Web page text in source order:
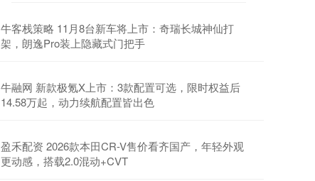
牛客栈策略 11月8台新车将上市：奇瑞长城神仙打
架，朗逸Pro装上隐藏式门把手
牛融网 新款极氪X上市：3款配置可选，限时权益后
14.58万起，动力续航配置皆出色
盈禾配资 2026款本田CR-V售价看齐国产，年轻外观
更动感，搭载2.0混动+CVT